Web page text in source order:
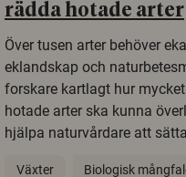
rädda hotade arter
Över tusen arter behöver
eklandskap och
forskare kartlagt hur
hotade arter ska kunna
hjälpa naturvårdare att
Växter Biologisk